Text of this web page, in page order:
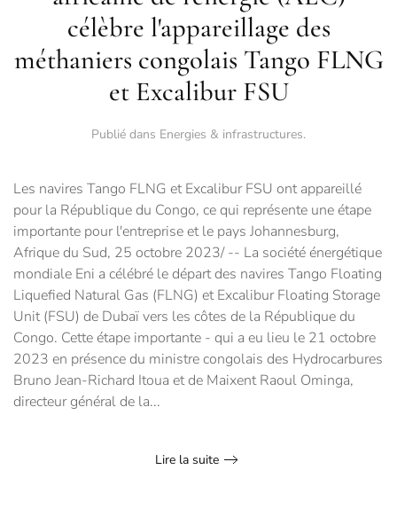
célèbre l'appareillage des
méthaniers congolais Tango FLNG
et Excalibur FSU
Publié dans Energies & infrastructures.
Les navires Tango FLNG et Excalibur FSU ont appareillé
pour la République du Congo, ce qui représente une étape
importante pour l'entreprise et le pays Johannesburg,
Afrique du Sud, 25 octobre 2023/ -- La société énergétique
mondiale Eni a célébré le départ des navires Tango Floating
Liquefied Natural Gas (FLNG) et Excalibur Floating Storage
Unit (FSU) de Dubaï vers les côtes de la République du
Congo. Cette étape importante - qui a eu lieu le 21 octobre
2023 en présence du ministre congolais des Hydrocarbures
Bruno Jean-Richard Itoua et de Maixent Raoul Ominga,
directeur général de la...
Lire la suite